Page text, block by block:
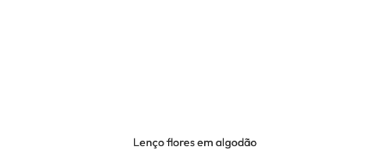
Lenço flores em algodão